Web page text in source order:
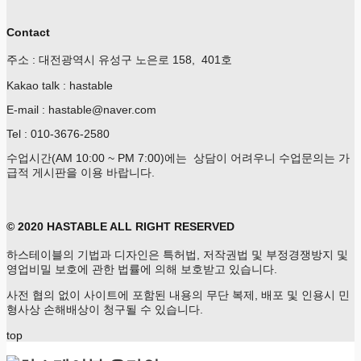
Contact
주소 : 대전광역시 유성구 노은로 158, 401호
Kakao talk : hastable
E-mail : hastable@naver.com
Tel : 010-3676-2580
수업시간(AM 10:00 ~ PM 7:00)에는 상담이 어려우니 수업문의는 가
급적 게시판을 이용 바랍니다.
© 2020 HASTABLE ALL RIGHT RESERVED
하스테이블의 기법과 디자인은 특허법, 저작권법 및 부정경쟁방지 및
영업비밀 보호에 관한 법률에 의해 보호받고 있습니다.
사전 협의 없이 사이트에 포함된 내용의 무단 복제, 배포 및 인용시 민
형사상 손해배상이 청구될 수 있습니다.
top